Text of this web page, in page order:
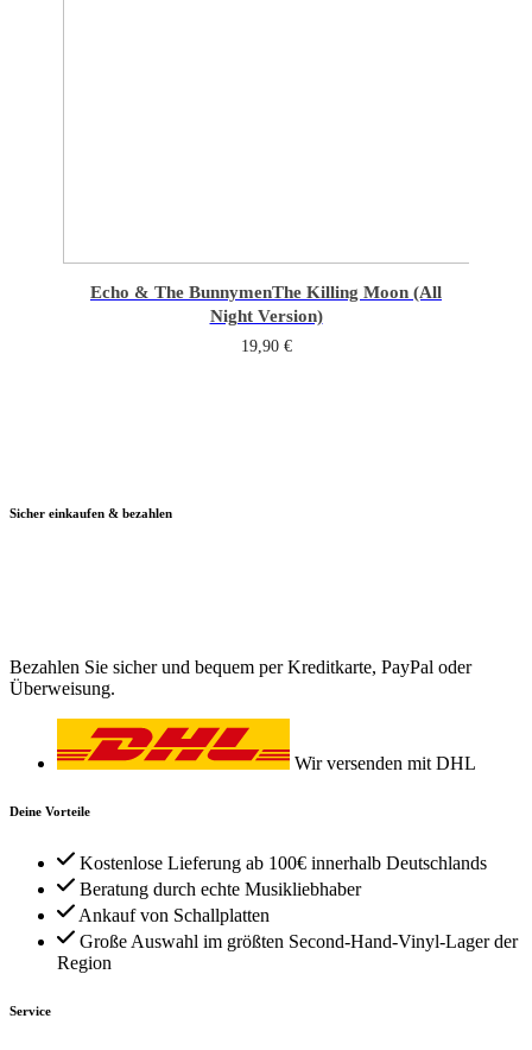
Echo & The BunnymenThe Killing Moon (All
Night Version)
19,90 €
Sicher einkaufen & bezahlen
Bezahlen Sie sicher und bequem per Kreditkarte, PayPal oder
Überweisung.
Wir versenden mit DHL
Deine Vorteile
Kostenlose Lieferung ab 100€ innerhalb Deutschlands
Beratung durch echte Musikliebhaber
Ankauf von Schallplatten
Große Auswahl im größten Second-Hand-Vinyl-Lager der
Region
Service